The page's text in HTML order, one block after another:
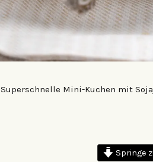
Superschnelle Mini-Kuchen mit
Springe